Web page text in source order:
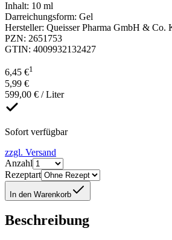
Inhalt: 10 ml
Darreichungsform: Gel
Hersteller: Queisser Pharma GmbH & Co.
PZN: 2651753
GTIN: 4009932132427
6,45 €1
5,99 €
599,00 € / Liter
Sofort verfügbar
zzgl. Versand
Anzahl
Rezeptart
In den Warenkorb
Beschreibung